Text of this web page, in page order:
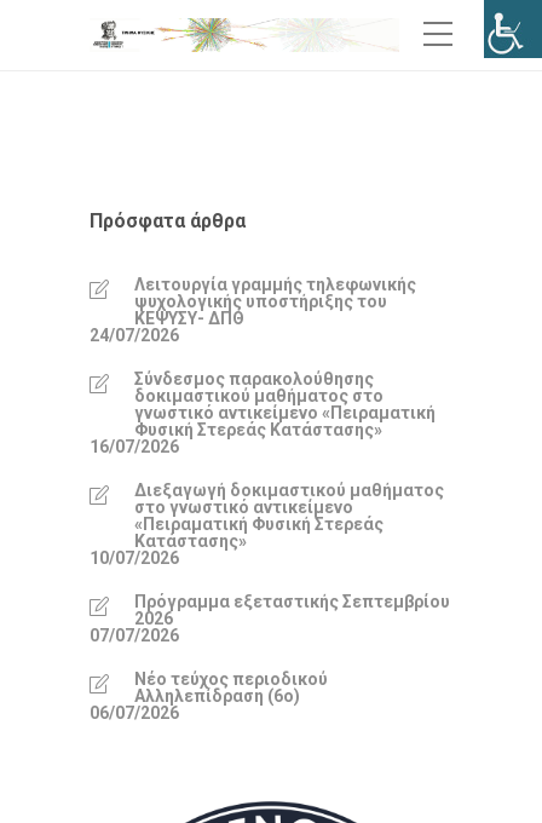
Πρόσφατα άρθρα
Λειτουργία γραμμής τηλεφωνικής
ψυχολογικής υποστήριξης του
ΚΕΨΥΣΥ- ΔΠΘ
24/07/2026
Σύνδεσμος παρακολούθησης
δοκιμαστικού μαθήματος στο
γνωστικό αντικείμενο «Πειραματική
Φυσική Στερεάς Κατάστασης»
16/07/2026
Διεξαγωγή δοκιμαστικού μαθήματος
στο γνωστικό αντικείμενο
«Πειραματική Φυσική Στερεάς
Κατάστασης»
10/07/2026
Πρόγραμμα εξεταστικής Σεπτεμβρίου
2026
07/07/2026
Νέο τεύχος περιοδικού
Αλληλεπίδραση (6ο)
06/07/2026